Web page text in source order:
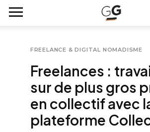
FREELANCE & DIGITAL NOMADISME
Freelances :
sur de plus gros
en collectif avec
plateforme